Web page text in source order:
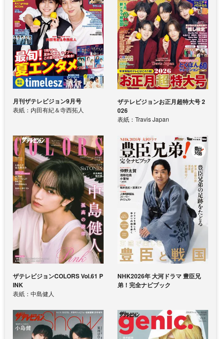
月刊ザテレビジョン9月号
表紙：内田有紀＆寺西拓人
ザテレビジョンお正月超特大号 2
026
表紙：Travis Japan
ザテレビジョンCOLORS Vol.61 P
INK
表紙：中島健人
NHK2026年 大河ドラマ 豊臣兄
弟！完全ナビブック